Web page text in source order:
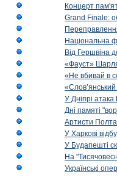
Концерт
Grand Finale:
Національна
Від Гершвіна
«Фауст»
«Не вбивай в
У Дніпрі
Дні памяті
Артисти
У Харкові
У Будапешті
На
Українські